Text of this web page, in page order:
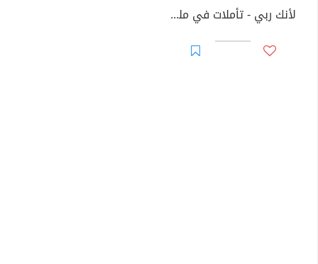
لأنك ربي - تأملات في ملكوت الله عز وجل